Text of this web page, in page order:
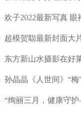
东方新山水摄影在好